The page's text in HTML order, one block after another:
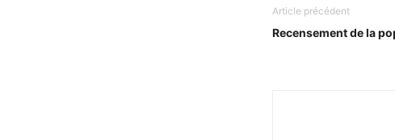
Article précédent
Recensement de la